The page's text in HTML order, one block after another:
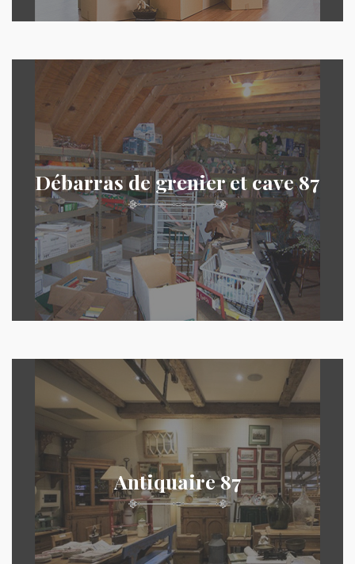
Débarras de grenier et cave 87
Antiquaire 87